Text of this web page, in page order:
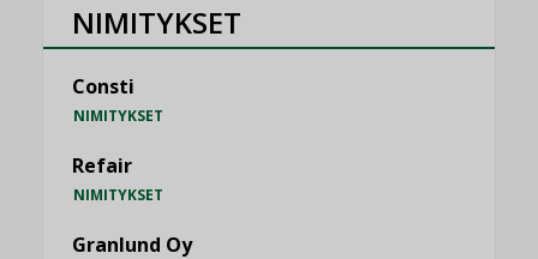
NIMITYKSET
Consti
NIMITYKSET
Refair
NIMITYKSET
Granlund Oy